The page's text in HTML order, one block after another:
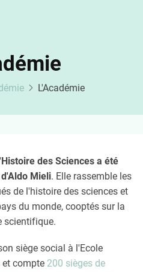
L'Académie
des Sciences a été
Mieli. Elle rassemble les
de l'histoire des sciences et
du monde, cooptés sur la
scientifique.
siège social à l'Ecole
et compte 200 sièges de